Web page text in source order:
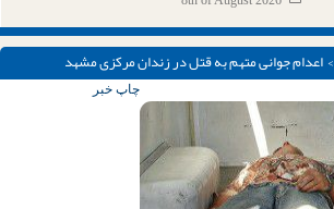
> اعدام جوانی متهم به قتل در زندان مرکزی مشهد
چاپ خبر